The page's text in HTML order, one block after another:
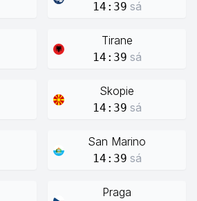
14:39 sá
Tirane
14:39 sá
Skopie
14:39 sá
San Marino
14:39 sá
Praga